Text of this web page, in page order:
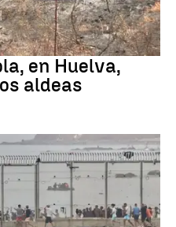
en Huelva,
aldeas